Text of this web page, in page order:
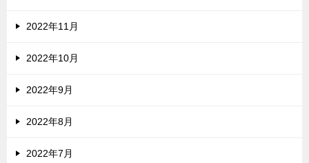
2022年11月
2022年10月
2022年9月
2022年8月
2022年7月